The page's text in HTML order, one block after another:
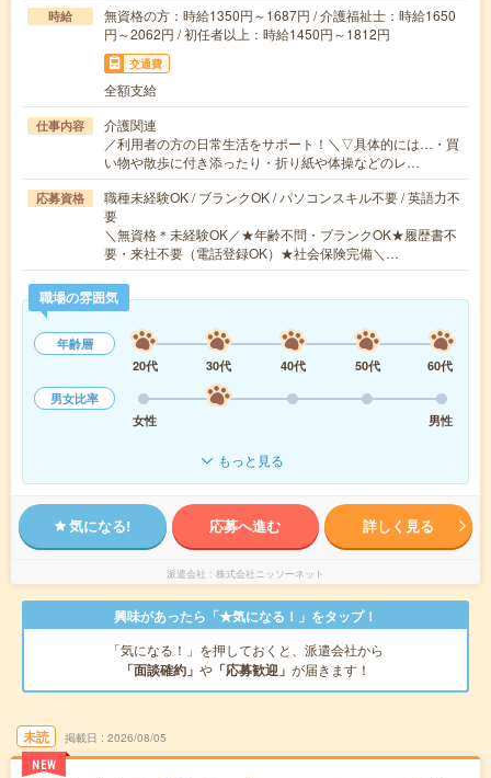
時給
無資格の方：時給1350円～1687円 / 介護福祉士：時給1650
円～2062円 / 初任者以上：時給1450円～1812円
交通費
全額支給
仕事内容
介護関連
／利用者の方の日常生活をサポート！＼▽具体的には…・買
い物や散歩に付き添ったり・折り紙や体操などのレ…
応募資格
職種未経験OK / ブランクOK / パソコンスキル不要 / 英語力不
要
＼無資格＊未経験OK／★年齢不問・ブランクOK★履歴書不
要・来社不要（電話登録OK）★社会保険完備＼…
職場の雰囲気
年齢層
20代
30代 40代 50代
60代
男女比率
女性
男性
もっと見る
気になる! 応募へ進む 詳しく見る
派遣会社 株式会社ニッソーネット
興味があったら「★気になる！」をタップ！
「気になる！」を押しておくと、派遣会社から
「面談確約」 や 「応募歓迎」 が届きます！
未読
NEW
掲載日 2026/08/05